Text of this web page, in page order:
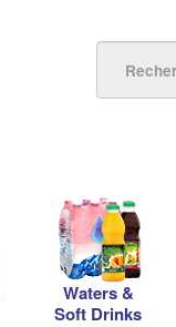
Waters &
Soft Drinks